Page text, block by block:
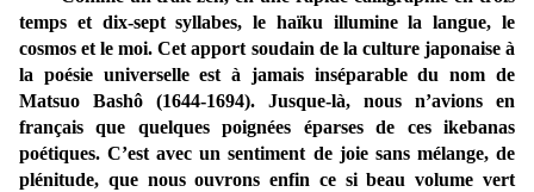
temps et dix-sept syllabes, le haïku illumine la langue, le
cosmos et le moi. Cet apport soudain de la culture japonaise à
la poésie universelle est à jamais inséparable du nom de
Matsuo Bashô (1644-1694). Jusque-là, nous n’avions en
français que quelques poignées éparses de ces ikebanas
poétiques. C’est avec un sentiment de joie sans mélange, de
plénitude, que nous ouvrons enfin ce si beau volume vert